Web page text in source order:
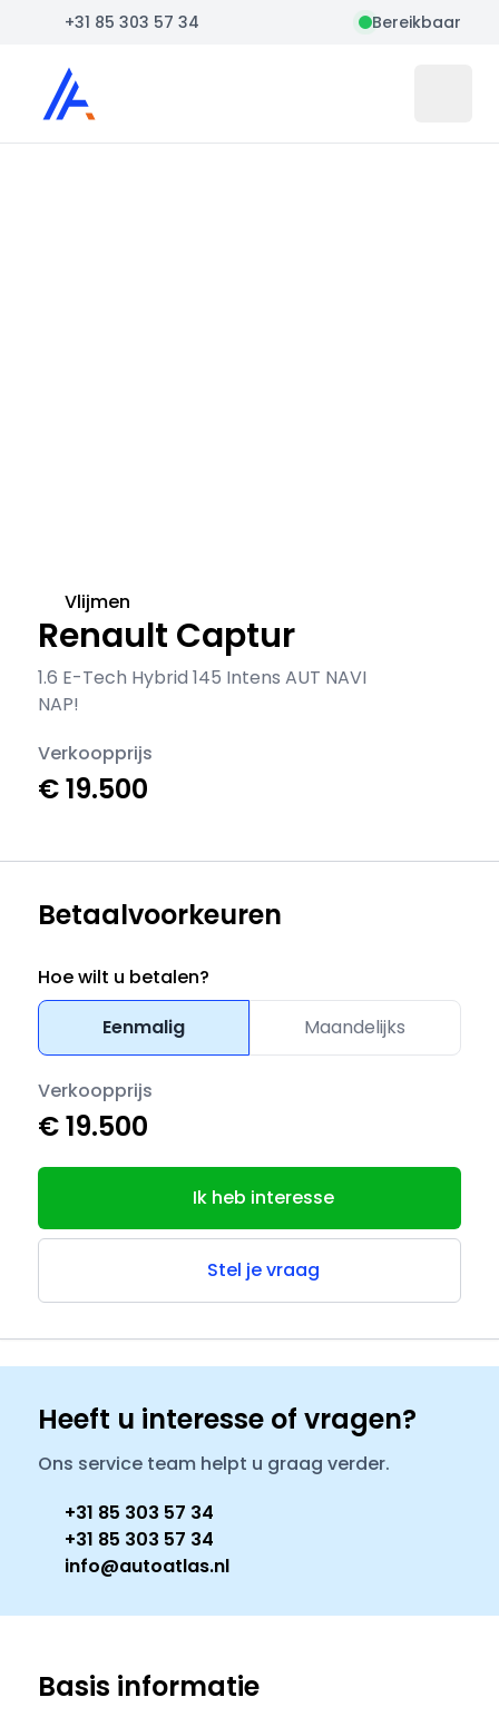
+31 85 303 57 34 Bereikbaar
Auto Atlas
Renault Captur
1.6 E-Tech Hybrid 145 Intens AUT NAVI
NAP!
Vlijmen
Verkoopprijs
€ 19.500
Betaalvoorkeuren
Hoe wilt u betalen?
Eenmalig
Maandelijks
Verkoopprijs
€ 19.500
Ik heb interesse
Stel je vraag
Heeft u interesse of vragen?
Ons service team helpt u graag verder.
+31 85 303 57 34
+31 85 303 57 34
info@autoatlas.nl
Basis informatie